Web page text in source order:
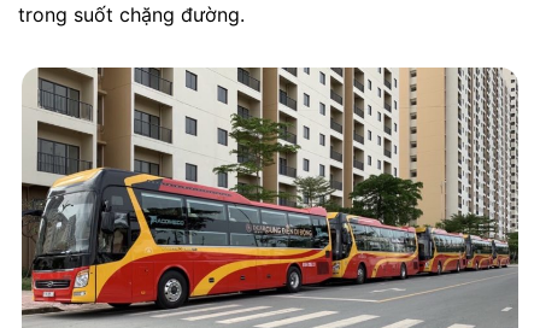
trong suốt chặng đường.